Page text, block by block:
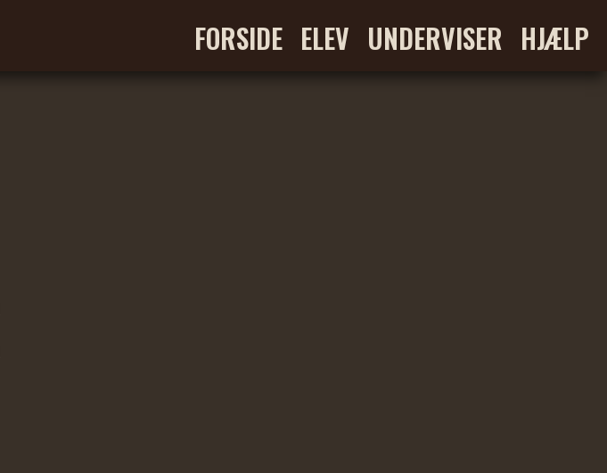
FORSIDE ELEV UNDERVISER HJÆLP